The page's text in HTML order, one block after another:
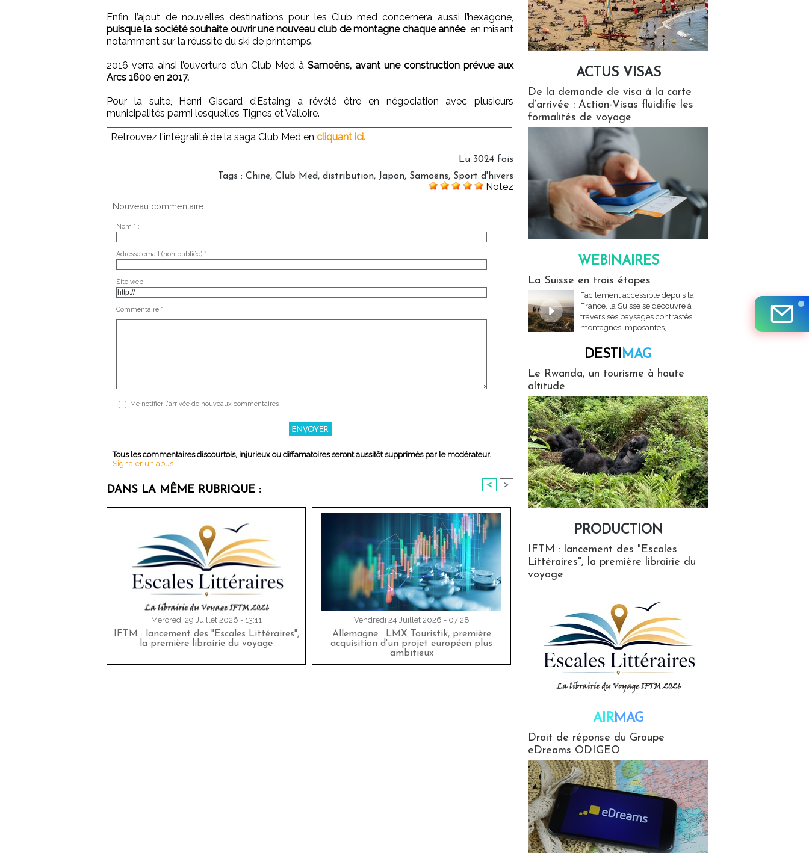
Enfin, l’ajout de nouvelles destinations pour les Club med concernera aussi l’hexagone,
puisque la société souhaite ouvrir une nouveau club de montagne chaque année, en misant
notamment sur la réussite du ski de printemps.
2016 verra ainsi l’ouverture d’un Club Med à Samoëns, avant une construction prévue aux
Arcs 1600 en 2017.
Pour la suite, Henri Giscard d’Estaing a révélé être en négociation avec plusieurs
municipalités parmi lesquelles Tignes et Valloire.
Retrouvez l'intégralité de la saga Club Med en cliquant ici.
Lu 3024 fois
Tags : Chine, Club Med, distribution, Japon, Samoëns, Sport d'hivers
Notez
Nouveau commentaire :
Nom * :
Adresse email (non publiée) * :
Site web :
Commentaire * :
Me notifier l'arrivée de nouveaux commentaires
Tous les commentaires discourtois, injurieux ou diffamatoires seront aussitôt supprimés par le modérateur.
Signaler un abus
DANS LA MÊME RUBRIQUE : < >
Mercredi 29 Juillet 2026 - 13:11
IFTM : lancement des "Escales Littéraires",
la première librairie du voyage
Vendredi 24 Juillet 2026 - 07:28
Allemagne : LMX Touristik, première
acquisition d'un projet européen plus
ambitieux
ACTUS VISAS
De la demande de visa à la carte
d’arrivée : Action-Visas fluidifie les
formalités de voyage
WEBINAIRES
La Suisse en trois étapes
Facilement accessible depuis la
France, la Suisse se découvre à
travers ses paysages contrastés,
montagnes imposantes,...
DESTIMAG
Le Rwanda, un tourisme à haute
altitude
PRODUCTION
IFTM : lancement des "Escales
Littéraires", la première librairie du
voyage
AIRMAG
Droit de réponse du Groupe
eDreams ODIGEO